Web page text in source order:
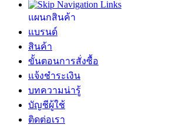
แผนกสินค้า
แบรนด์
สินค้า
ขั้นตอนการสั่งซื้อ
แจ้งชำระเงิน
บทความน่ารู้
บัญชีผู้ใช้
ติดต่อเรา